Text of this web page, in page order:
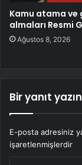
Kamu atama ve
almaları Resmi
Ağustos 8, 2026
Bir yanıt yazın
E-posta adresiniz
işaretlenmişlerdir